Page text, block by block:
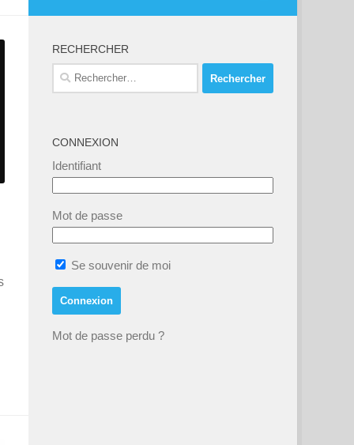
RECHERCHER
Rechercher :
CONNEXION
Identifiant
Mot de passe
Se souvenir de moi
Mot de passe perdu ?